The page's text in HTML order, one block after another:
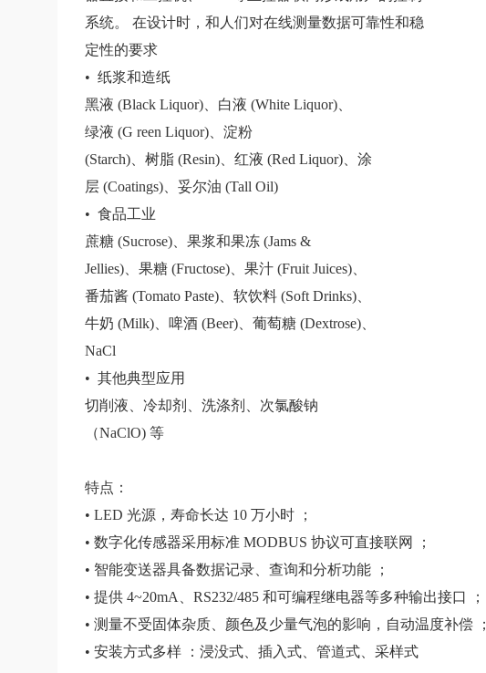
系统。
在设计时，和人们对在线测量数据可靠性和稳
定性的要求
• 纸浆和造纸
黑液 (Black Liquor)、白液 (White Liquor)、
绿液 (G reen Liquor)、淀粉
(Starch)、树脂 (Resin)、红液 (Red Liquor)、涂
层 (Coatings)、妥尔油 (Tall Oil)
• 食品工业
蔗糖 (Sucrose)、果浆和果冻 (Jams &
Jellies)、果糖 (Fructose)、果汁 (Fruit Juices)、
番茄酱 (Tomato Paste)、软饮料 (Soft Drinks)、
牛奶 (Milk)、啤酒 (Beer)、葡萄糖 (Dextrose)、
NaCl
• 其他典型应用
切削液、冷却剂、洗涤剂、次氯酸钠
（NaClO) 等
特点：
• LED 光源，寿命长达 10 万小时
；
• 数字化传感器采用标准 MODBUS 协议可直接联网 ；
• 智能变送器具备数据记录、查询和分析功能
；
• 提供 4~20mA、RS232/485 和可编程继电器等多种输出接口 ；
• 测量不受固体杂质、颜色及少量气泡的影响，自动温度补偿 ；
• 安装方式多样 ：浸没式、插入式、管道式、采样式